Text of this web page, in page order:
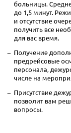
больницы.
до 1,5 минут.
и отсутствие
получить все
для вас время.
Получение
предрейсовые
персонала,
числе на
Присутствие
позволит вам
вопросы.